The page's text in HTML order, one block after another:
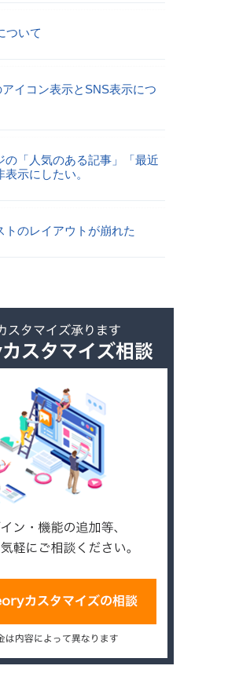
ついて
イコン表示とSNS表示につ
の「人気のある記事」「最近
示にしたい。
トのレイアウトが崩れた